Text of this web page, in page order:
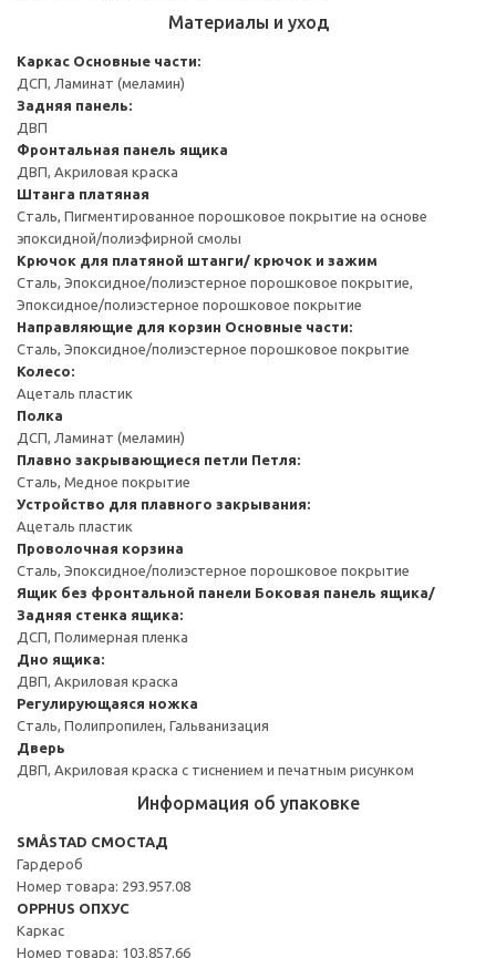
Материалы и уход
Каркас Основные части:
ДСП, Ламинат (меламин)
Задняя панель:
ДВП
Фронтальная панель ящика
ДВП, Акриловая краска
Штанга платяная
Сталь, Пигментированное порошковое покрытие на основе
эпоксидной/полиэфирной смолы
Крючок для платяной штанги/ крючок и зажим
Сталь, Эпоксидное/полиэстерное порошковое покрытие,
Эпоксидное/полиэстерное порошковое покрытие
Направляющие для корзин Основные части:
Сталь, Эпоксидное/полиэстерное порошковое покрытие
Колесо:
Ацеталь пластик
Полка
ДСП, Ламинат (меламин)
Плавно закрывающиеся петли Петля:
Сталь, Медное покрытие
Устройство для плавного закрывания:
Ацеталь пластик
Проволочная корзина
Сталь, Эпоксидное/полиэстерное порошковое покрытие
Ящик без фронтальной панели Боковая панель ящика/
Задняя стенка ящика:
ДСП, Полимерная пленка
Дно ящика:
ДВП, Акриловая краска
Регулирующаяся ножка
Сталь, Полипропилен, Гальванизация
Дверь
ДВП, Акриловая краска с тиснением и печатным рисунком
Информация об упаковке
SMÅSTAD СМОСТАД
Гардероб
Номер товара: 293.957.08
OPPHUS ОПХУС
Каркас
Номер товара: 103.857.66